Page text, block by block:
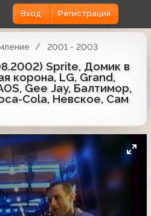
Вход Регистрация
2001 - 2003
Sprite, Домик в
корона, LG, Grand,
Gee Jay, Балтимор,
Cola, Невское, Сам